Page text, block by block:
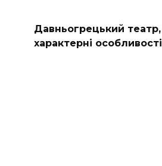
Давньогрецький
характерні особливості